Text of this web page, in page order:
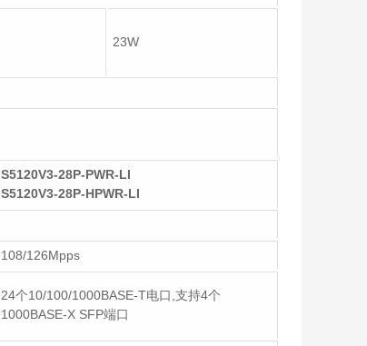
23W
S5120V3-28P-PWR-LI
S5120V3-28P-HPWR-LI
108/126Mpps
24个10/100/1000BASE-T电口,支持4个
1000BASE-X SFP端口